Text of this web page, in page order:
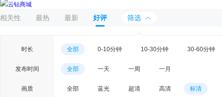
云钻商城
相关性 最热 最新 好评 筛选
时长 全部 0-10分钟 10-30分钟 30-60分钟
发布时间 全部 一天 一周 一月
画质 全部 蓝光 超清 高清 标清